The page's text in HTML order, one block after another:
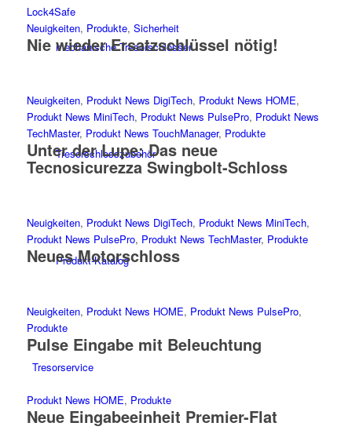
mechanische Tresorschlösser
Tresorschlosszubehör
Produkt-Katalog
Tresorservice
Neuigkeiten, Produkte, Sicherheit
Nie wieder Ersatzschlüssel nötig!
Neuigkeiten, Produkt News DigiTech, Produkt News HOME,
Produkt News MiniTech, Produkt News PulsePro, Produkt News
TechMaster, Produkt News TouchManager, Produkte
Unter der Lupe: Das neue
Tecnosicurezza Swingbolt-Schloss
Neuigkeiten, Produkt News DigiTech, Produkt News MiniTech,
Produkt News PulsePro, Produkt News TechMaster, Produkte
Neues Motorschloss
Neuigkeiten, Produkt News HOME, Produkt News PulsePro,
Produkte
Pulse Eingabe mit Beleuchtung
Produkt News HOME, Produkte
Neue Eingabeeinheit Premier-Flat